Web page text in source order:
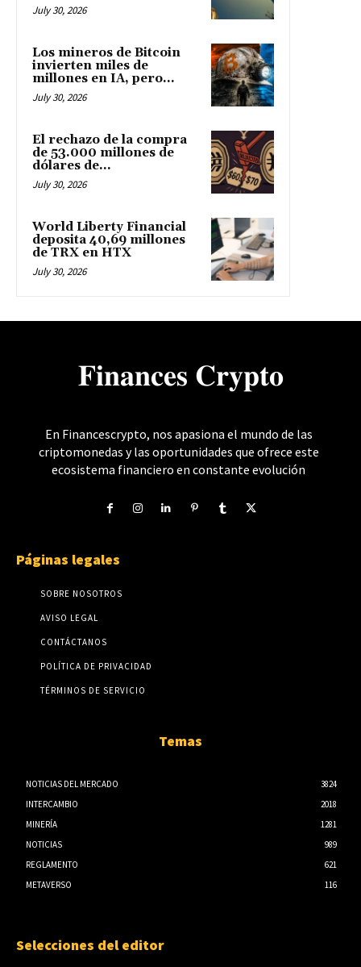
July 30, 2026
Los mineros de Bitcoin
invierten miles de
millones en IA, pero...
July 30, 2026
El rechazo de la compra
de 53.000 millones de
dólares de...
July 30, 2026
World Liberty Financial
deposita 40,69 millones
de TRX en HTX
July 30, 2026
𝐅𝐢𝐧𝐚𝐧𝐜𝐞𝐬 𝐂𝐫𝐲𝐩𝐭𝐨
En Financescrypto, nos apasiona el mundo de las
criptomonedas y las oportunidades que ofrece este
ecosistema financiero en constante evolución
Páginas legales
SOBRE NOSOTROS
AVISO LEGAL
CONTÁCTANOS
POLÍTICA DE PRIVACIDAD
TÉRMINOS DE SERVICIO
Temas
NOTICIAS DEL MERCADO
3824
INTERCAMBIO
2018
MINERÍA
1281
NOTICIAS
989
REGLAMENTO
621
METAVERSO
116
Selecciones del editor